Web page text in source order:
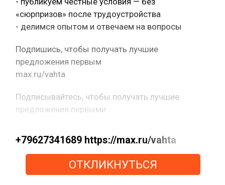
«сюрпризов» после трудоустройства
- делимся опытом и отвечаем на вопросы
Подпишись, чтобы получать лучшие
предложения первым
max.ru/vahta
Подписывайтесь, чтобы получать лучшие
предложения первыми
+79627341689 https://max.ru/vahta
ОТКЛИКНУТЬСЯ